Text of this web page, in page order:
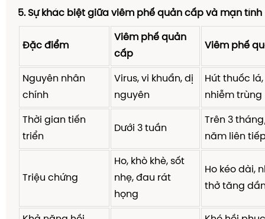
5. Sự khác biệt giữa viêm phế quản cấp và mạn tính
Đặc điểm
Viêm phế quản
cấp
Viêm phế
Nguyên nhân
chính
Virus, vi khuẩn, dị
nguyên
Hút thuốc
nhiễm trùng
Thời gian tiến
triển
Dưới 3 tuần
Trên 3
năm liên
Triệu chứng
Ho, khò khè, sốt
nhẹ, đau rát
họng
Ho kéo dài,
thở tăng